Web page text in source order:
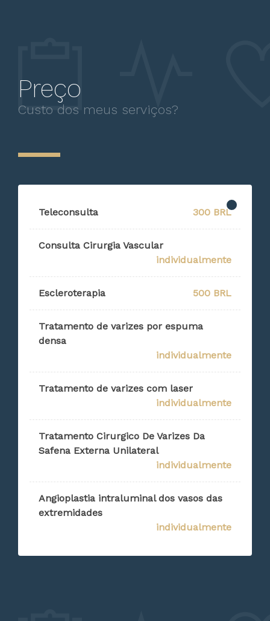
Preço
Custo dos meus serviços?
Teleconsulta 300 BRL
Consulta Cirurgia Vascular
individualmente
Escleroterapia 500 BRL
Tratamento de varizes por espuma
densa
individualmente
Tratamento de varizes com laser
individualmente
Tratamento Cirurgico De Varizes Da
Safena Externa Unilateral
individualmente
Angioplastia intraluminal dos vasos das
extremidades
individualmente